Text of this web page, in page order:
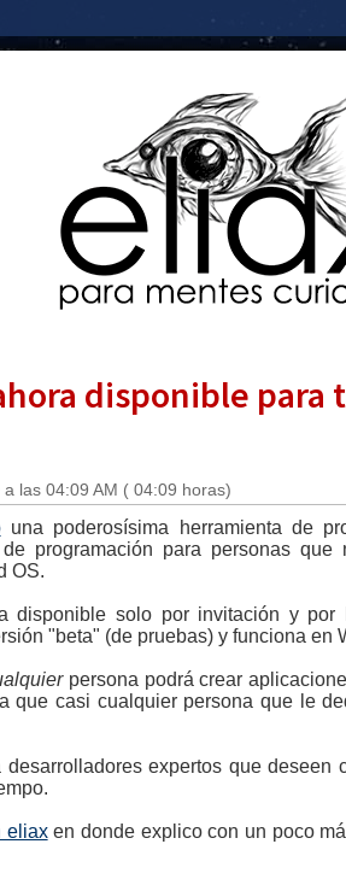
disponible para
las 04:09 AM ( 04:09 horas)
una poderosísima herramienta de
programación para personas
OS.
disponible solo por invitación y
"beta" (de pruebas) y funciona en
persona podrá crear
que casi cualquier persona que le
expertos que
eliaxen donde explico con un poco